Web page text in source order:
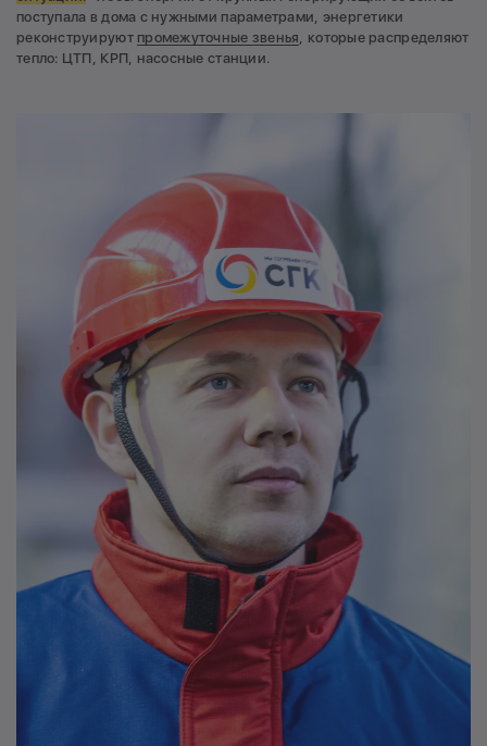
поступала в дома с нужными параметрами, энергетики
реконструируют промежуточные звенья , которые распределяют
тепло: ЦТП, КРП, насосные станции.